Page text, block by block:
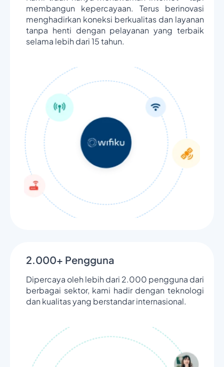
membangun kepercayaan. Terus berinovasi
menghadirkan koneksi berkualitas dan layanan
tanpa henti dengan pelayanan yang terbaik
selama lebih dari 15 tahun.
2.000+ Pengguna
Dipercaya oleh lebih dari 2.000 pengguna dari
berbagai sektor, kami hadir dengan teknologi
dan kualitas yang berstandar internasional.